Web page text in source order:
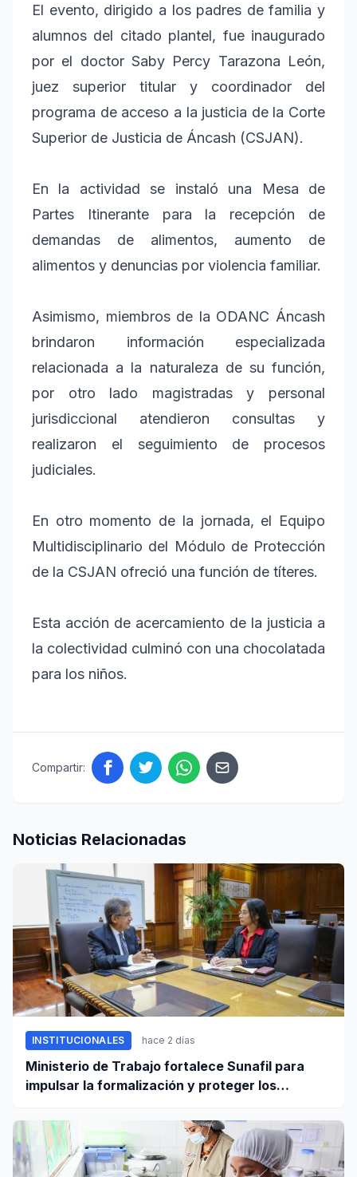
El evento, dirigido a los padres de familia y
alumnos del citado plantel, fue inaugurado
por el doctor Saby Percy Tarazona León,
juez superior titular y coordinador del
programa de acceso a la justicia de la Corte
Superior de Justicia de Áncash (CSJAN).
En la actividad se instaló una Mesa de
Partes Itinerante para la recepción de
demandas de alimentos, aumento de
alimentos y denuncias por violencia familiar.
Asimismo, miembros de la ODANC Áncash
brindaron información especializada
relacionada a la naturaleza de su función,
por otro lado magistradas y personal
jurisdiccional atendieron consultas y
realizaron el seguimiento de procesos
judiciales.
En otro momento de la jornada, el Equipo
Multidisciplinario del Módulo de Protección
de la CSJAN ofreció una función de títeres.
Esta acción de acercamiento de la justicia a
la colectividad culminó con una chocolatada
para los niños.
Compartir:
Noticias Relacionadas
INSTITUCIONALES hace 2 días
Ministerio de Trabajo fortalece Sunafil para
impulsar la formalización y proteger los